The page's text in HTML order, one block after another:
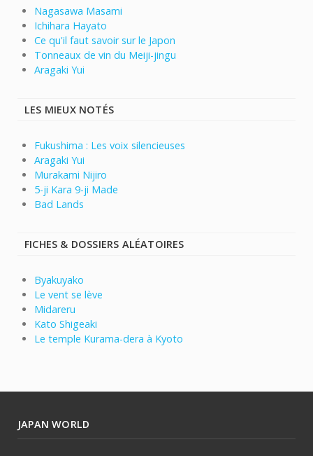
Nagasawa Masami
Ichihara Hayato
Ce qu'il faut savoir sur le Japon
Tonneaux de vin du Meiji-jingu
Aragaki Yui
LES MIEUX NOTÉS
Fukushima : Les voix silencieuses
Aragaki Yui
Murakami Nijiro
5-ji Kara 9-ji Made
Bad Lands
FICHES & DOSSIERS ALÉATOIRES
Byakuyako
Le vent se lève
Midareru
Kato Shigeaki
Le temple Kurama-dera à Kyoto
JAPAN WORLD